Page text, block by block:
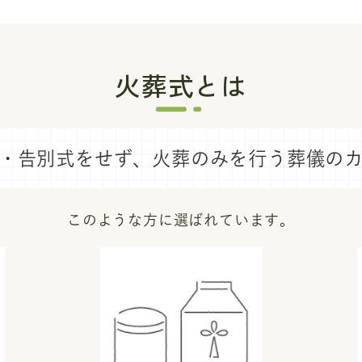
火葬式とは
告別式をせず、 火葬のみを行う葬儀の
このような方に選ばれています。